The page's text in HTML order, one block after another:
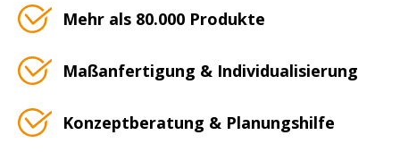
Mehr als 80.000 Produkte
Maßanfertigung & Individualisierung
Konzeptberatung & Planungshilfe